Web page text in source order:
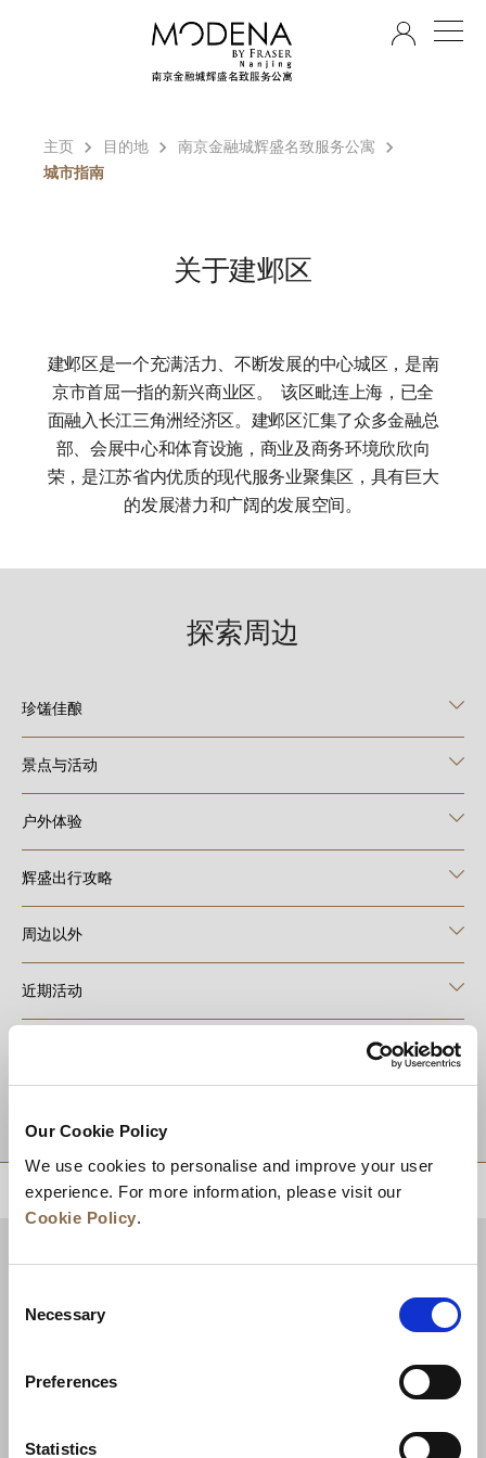
Our Cookie Policy
We use cookies to personalise and improve your user
experience. For more information, please visit our
Cookie Policy.
Selection
Necessary
Preferences
Statistics
主页 目的地
南京金融城辉盛名致服务公寓
城市指南
关于建邺区
建邺区是一个充满活力、不断发展的中心城区，是南
京市首屈一指的新兴商业区。 该区毗连上海，已全
面融入长江三角洲经济区。建邺区汇集了众多金融总
部、会展中心和体育设施，商业及商务环境欣欣向
荣，是江苏省内优质的现代服务业聚集区，具有巨大
的发展潜力和广阔的发展空间。
探索周边
珍馐佳酿
景点与活动
户外体验
辉盛出行攻略
周边以外
近期活动
目的地